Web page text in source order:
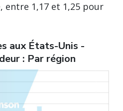
entre 1,17 et 1,25 pour
aux États-Unis -
: Par région